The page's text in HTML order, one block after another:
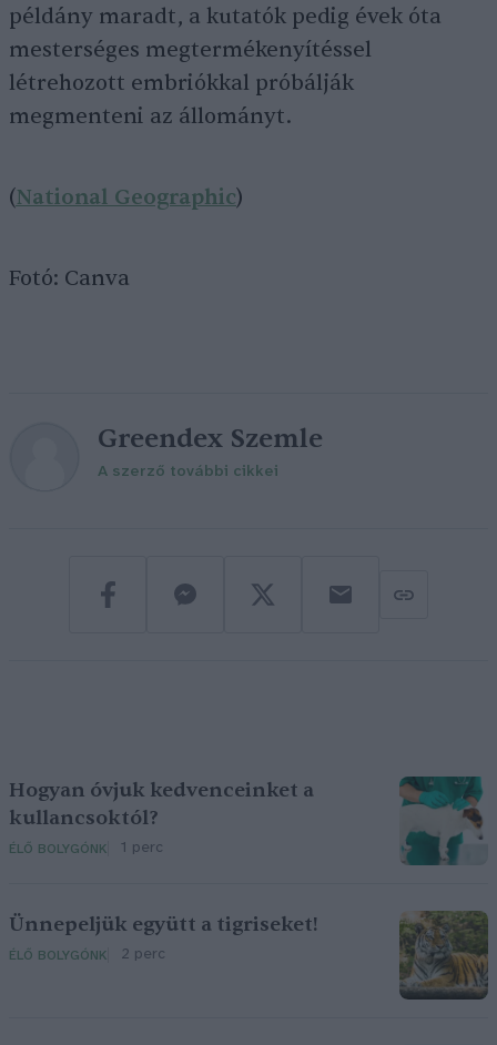
példány maradt, a kutatók pedig évek óta
mesterséges megtermékenyítéssel
létrehozott embriókkal próbálják
megmenteni az állományt.
(National Geographic)
Fotó: Canva
Greendex Szemle
A szerző további cikkei
Hogyan óvjuk kedvenceinket a
kullancsoktól?
ÉLŐ BOLYGÓNK 1 perc
Ünnepeljük együtt a tigriseket!
ÉLŐ BOLYGÓNK 2 perc